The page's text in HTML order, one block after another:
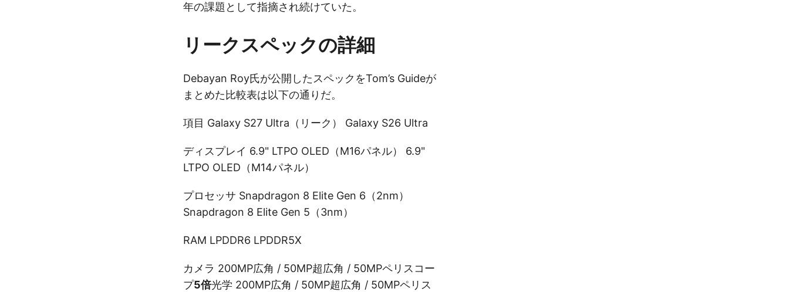
年の課題として指摘され続けていた。
リークスペックの詳細
Debayan Roy氏が公開したスペックをTom’s Guideが
まとめた比較表は以下の通りだ。
項目 Galaxy S27 Ultra（リーク） Galaxy S26 Ultra
ディスプレイ 6.9" LTPO OLED（M16パネル） 6.9"
LTPO OLED（M14パネル）
プロセッサ Snapdragon 8 Elite Gen 6（2nm）
Snapdragon 8 Elite Gen 5（3nm）
RAM LPDDR6 LPDDR5X
カメラ 200MP広角 / 50MP超広角 / 50MPペリスコー
プ5倍光学 200MP広角 / 50MP超広角 / 50MPペリス